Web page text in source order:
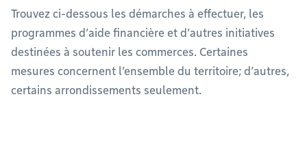
Trouvez ci-dessous les démarches à effectuer, les
programmes d’aide financière et d’autres initiatives
destinées à soutenir les commerces. Certaines
mesures concernent l’ensemble du territoire; d’autres,
certains arrondissements seulement.